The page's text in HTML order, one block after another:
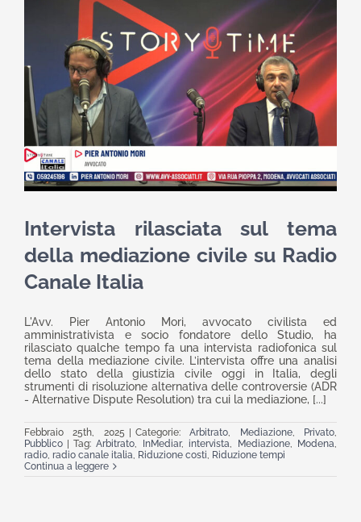
Intervista rilasciata sul tema
della mediazione civile su Radio
Canale Italia
L'Avv. Pier Antonio Mori, avvocato civilista ed
amministrativista e socio fondatore dello Studio, ha
rilasciato qualche tempo fa una intervista radiofonica sul
tema della mediazione civile. L’intervista offre una analisi
dello stato della giustizia civile oggi in Italia, degli
strumenti di risoluzione alternativa delle controversie (ADR
- Alternative Dispute Resolution) tra cui la mediazione, [...]
Febbraio 25th, 2025 | Categorie:Arbitrato Mediazione, Privato
Pubblico | Tag:Arbitrato InMediar,intervista Mediazione, Modena
radio radio canale italia Riduzione costi Riduzione tempi
Continua a leggere